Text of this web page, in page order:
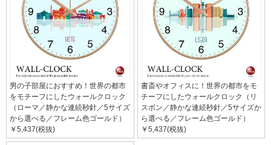
男の子部屋におすすめ！世界の都市
をモチーフにしたウォールクロック
（ローマ／静かな連続秒針／5サイズ
から選べる／フレーム色ゴールド）
￥5,437(税抜)
書斎やオフィスに！世界の都市をモ
チーフにしたウォールクロック（リ
スボン／静かな連続秒針／5サイズか
ら選べる／フレーム色ゴールド）
￥5,437(税抜)